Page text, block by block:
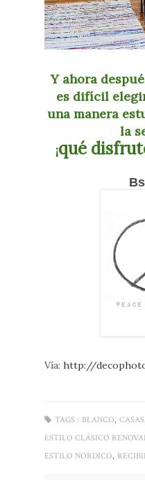
Y ahora
es difícil
una manera
la
¡qué
Vía: http://
TAGS : BLANCO, CASAS,
ESTILO CLÁSICO
ESTILO NORDICO,